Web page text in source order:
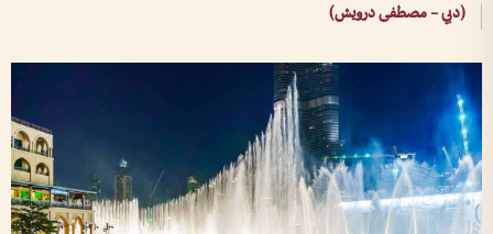
(دبي – مصطفى درويش)